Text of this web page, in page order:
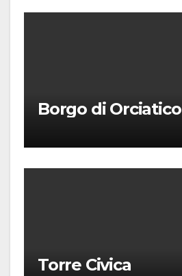
Borgo di Orciatico
Torre Civica